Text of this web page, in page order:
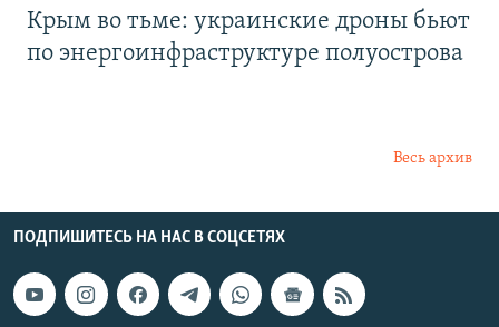
Крым во тьме: украинские дроны бьют
по энергоинфраструктуре полуострова
Весь архив
ПОДПИШИТЕСЬ НА НАС В СОЦСЕТЯХ